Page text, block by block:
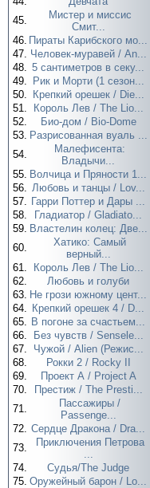
45.
Мистер и миссис
Смит...
46. Пираты Карибского мо...
47. Человек-муравей / An...
48. 5 сантиметров в секу...
49.
Рик и Морти (1 сезон...
50.
Крепкий орешек / Die...
51.
Король Лев / The Lio...
52.
Био-дом / Bio-Dome
53. Разрисованная вуаль ...
54.
Малефисента:
Владычи...
55. Волчица и Пряности 1...
56. Любовь и танцы / Lov...
57. Гарри Поттер и Дары ...
58.
Гладиатор / Gladiato...
59. Властелин колец: Две...
60.
Хатико: Самый
верный...
61.
Король Лев / The Lio...
62.
Любовь и голуби
63. Не грози южному цент...
64. Крепкий орешек 4 / D...
65. В погоне за счастьем...
66.
Без чувств / Sensele...
67.
Чужой / Alien (Режис...
68.
Рокки 2 / Rocky II
69.
Проект А / Project A
70.
Престиж / The Presti...
71.
Пассажиры /
Passenge...
72. Сердце Дракона / Dra...
73.
Приключения Петрова
...
74.
Судья/The Judge
75. Оружейный барон / Lo...